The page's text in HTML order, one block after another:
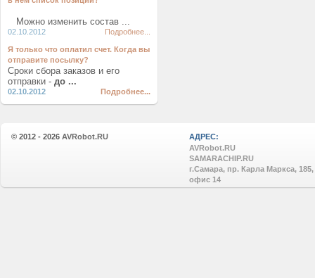
Можно изменить состав ...
02.10.2012 Подробнее...
Я только что оплатил счет. Когда вы
отправите посылку?
Сроки сбора заказов и его
отправки - до ...
02.10.2012 Подробнее...
© 2012 - 2026 AVRobot.RU
АДРЕС:
AVRobot.RU
SAMARACHIP.RU
г.Самара, пр. Карла Маркса, 185,
офис 14